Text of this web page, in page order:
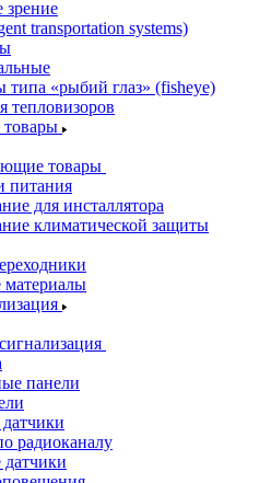
transportation systems)
типа «рыбий глаз» (fisheye)
тепловизоров
товары
питания
для инсталлятора
климатической защиты
материалы
панели
радиоканалу